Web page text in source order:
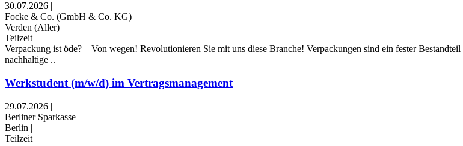
30.07.2026 |
Focke & Co. (GmbH & Co. KG) |
Verden (Aller) |
Teilzeit
Verpackung ist öde? – Von wegen! Revolutionieren Sie mit uns diese Branche! Verpackungen sind ein fester
nachhaltige ..
Werkstudent (m/w/d) im Vertragsmanagement
29.07.2026 |
Berliner Sparkasse |
Berlin |
Teilzeit